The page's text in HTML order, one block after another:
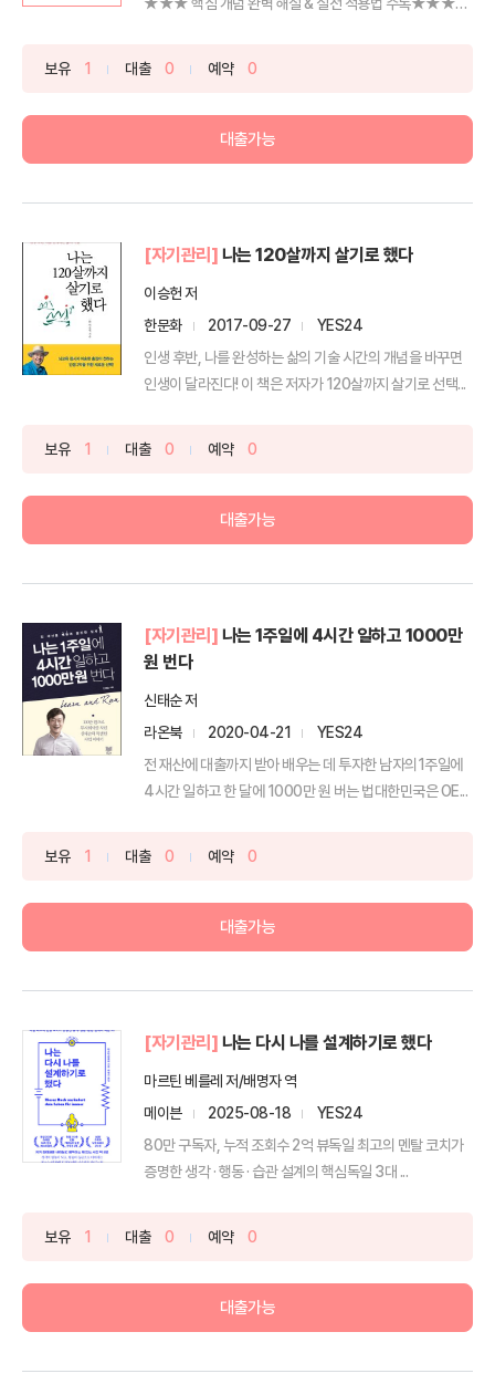
보유 1 대출 0 예약 0
대출가능
[자기관리] 나는 120살까지 살기로 했다
이승헌 저
한문화
2017-09-27
YES24
인생 후반, 나를 완성하는 삶의 기술 시간의 개념을 바꾸면
인생이 달라진다! 이 책은 저자가 120살까지 살기로 선택...
보유 1 대출 0 예약 0
대출가능
[자기관리] 나는 1주일에 4시간 일하고 1000만
원 번다
신태순 저
라온북
2020-04-21
YES24
전 재산에 대출까지 받아 배우는 데 투자한 남자의1주일에
4시간 일하고 한 달에 1000만 원 버는 법대한민국은 OE...
보유 1 대출 0 예약 0
대출가능
[자기관리] 나는 다시 나를 설계하기로 했다
마르틴 베를레 저/배명자 역
메이븐
2025-08-18
YES24
80만 구독자, 누적 조회수 2억 뷰독일 최고의 멘탈 코치가
증명한 생각 · 행동 · 습관 설계의 핵심독일 3대 ...
보유 1 대출 0 예약 0
대출가능